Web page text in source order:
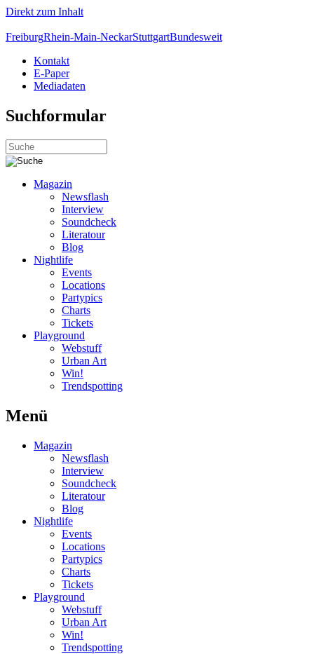
Direkt zum Inhalt
FreiburgRhein-Main-NeckarStuttgartBundesweit
Kontakt
E-Paper
Mediadaten
Suchformular
Magazin
Newsflash
Interview
Soundcheck
Literatour
Blog
Nightlife
Events
Locations
Partypics
Charts
Tickets
Playground
Webstuff
Urban Art
Win!
Trendspotting
Menü
Magazin
Newsflash
Interview
Soundcheck
Literatour
Blog
Nightlife
Events
Locations
Partypics
Charts
Tickets
Playground
Webstuff
Urban Art
Win!
Trendspotting